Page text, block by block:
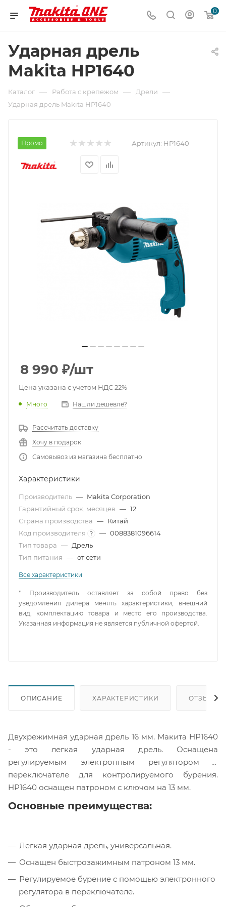
0
Ударная дрель
Makita HP1640
Каталог — Работа с крепежом — Дрели —
Ударная дрель Makita HP1640
Промо Артикул: HP1640
8 990 ₽/шт
Цена указана с учетом НДС 22%
Много Нашли дешевле?
Рассчитать доставку
Хочу в подарок
Самовывоз из магазина бесплатно
Характеристики
Производитель — Makita Corporation
Гарантийный срок, месяцев — 12
Страна производства — Китай
Код производителя
? — 0088381096614
Тип товара — Дрель
Тип питания — от сети
Все характеристики
* Производитель оставляет за собой право без
уведомления дилера менять характеристики, внешний
вид, комплектацию товара и место его производства.
Указанная информация не является публичной офертой.
ОПИСАНИЕ ХАРАКТЕРИСТИКИ ОТЗЫВЫ
Двухрежимная ударная дрель 16 мм. Макита НР1640
- это легкая ударная дрель. Оснащена
регулируемым электронным регулятором в
переключателе для контролируемого бурения.
HP1640 оснащен патроном с ключом на 13 мм.
Основные преимущества:
Легкая ударная дрель, универсальная.
Оснащен быстрозажимным патроном 13 мм.
Регулируемое бурение с помощью электронного
регулятора в переключателе.